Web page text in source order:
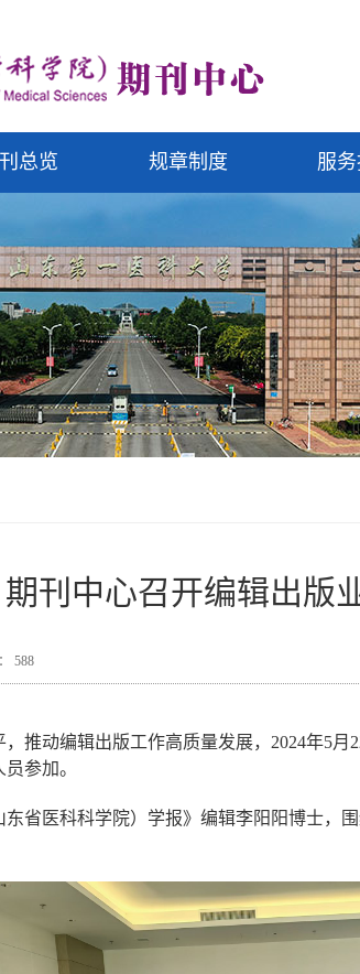
总览 规章制度 服
期刊中心召开编辑出版
588
推动编辑出版工作高质量发展， 2024年5月
参加。
省医科科学院）学报》编辑李阳阳博士，